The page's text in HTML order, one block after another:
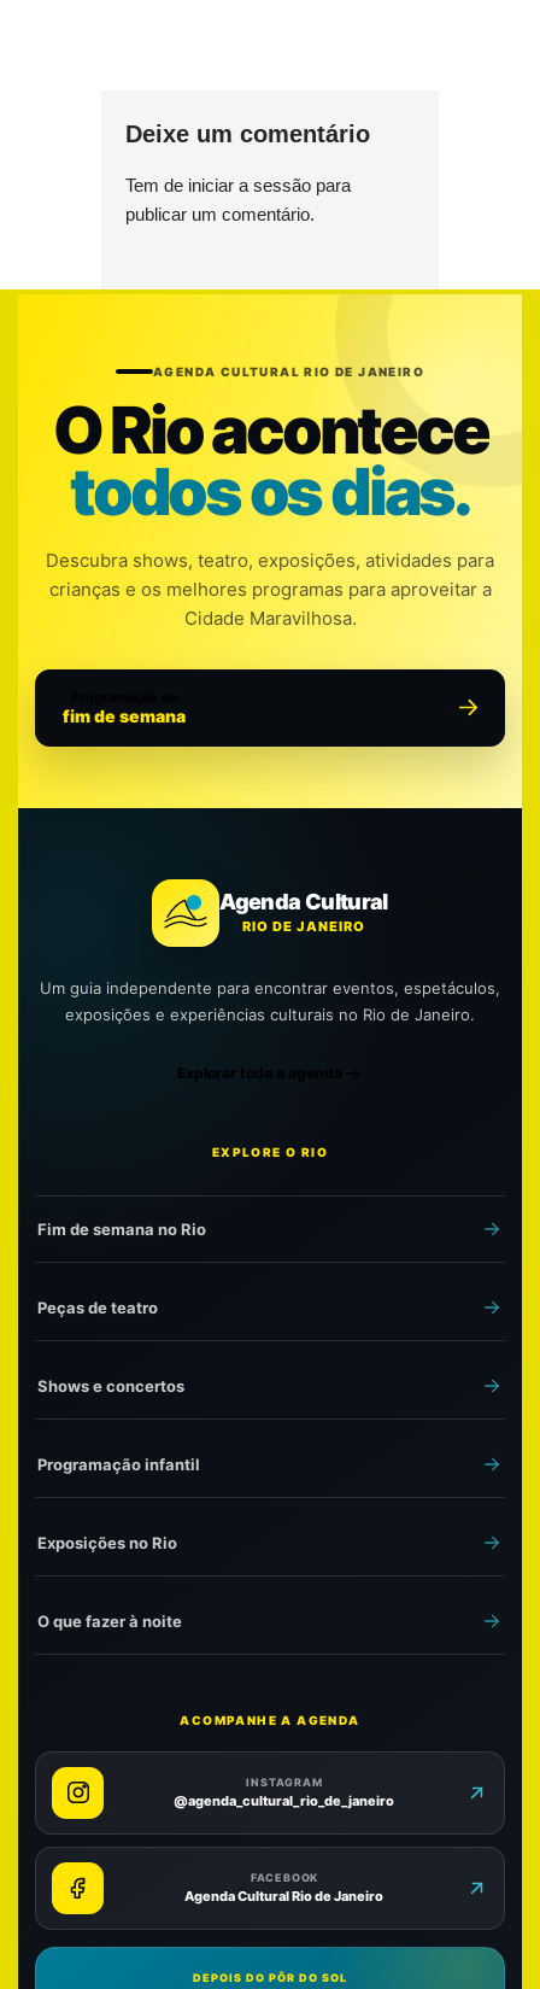
Deixe um comentário
Tem de iniciar a sessão para
publicar um comentário.
AGENDA CULTURAL RIO DE JANEIRO
O Rio acontece
todos os dias.
Descubra shows, teatro, exposições, atividades para
crianças e os melhores programas para aproveitar a
Cidade Maravilhosa.
fim de semana
Agenda Cultural
RIO DE JANEIRO
Um guia independente para encontrar eventos, espetáculos,
exposições e experiências culturais no Rio de Janeiro.
Explorar toda a agenda
EXPLORE O RIO
Fim de semana no Rio
Peças de teatro
Shows e concertos
Programação infantil
Exposições no Rio
O que fazer à noite
ACOMPANHE A AGENDA
INSTAGRAM
@agenda_cultural_rio_de_janeiro
FACEBOOK
Agenda Cultural Rio de Janeiro
DEPOIS DO PÔR DO SOL